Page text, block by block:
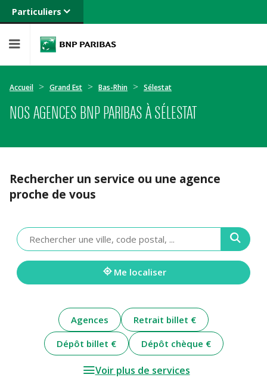
Particuliers
Banque privée
Entreprises
Accueil Grand Est Bas-Rhin Sélestat
NOS AGENCES BNP PARIBAS À SÉLESTAT
Rechercher un service ou une agence
proche de vous
Veuillez
renseigner
une
adresse
Me localiser
Agences
Retrait billet €
Dépôt billet €
Dépôt chèque €
Voir plus de services